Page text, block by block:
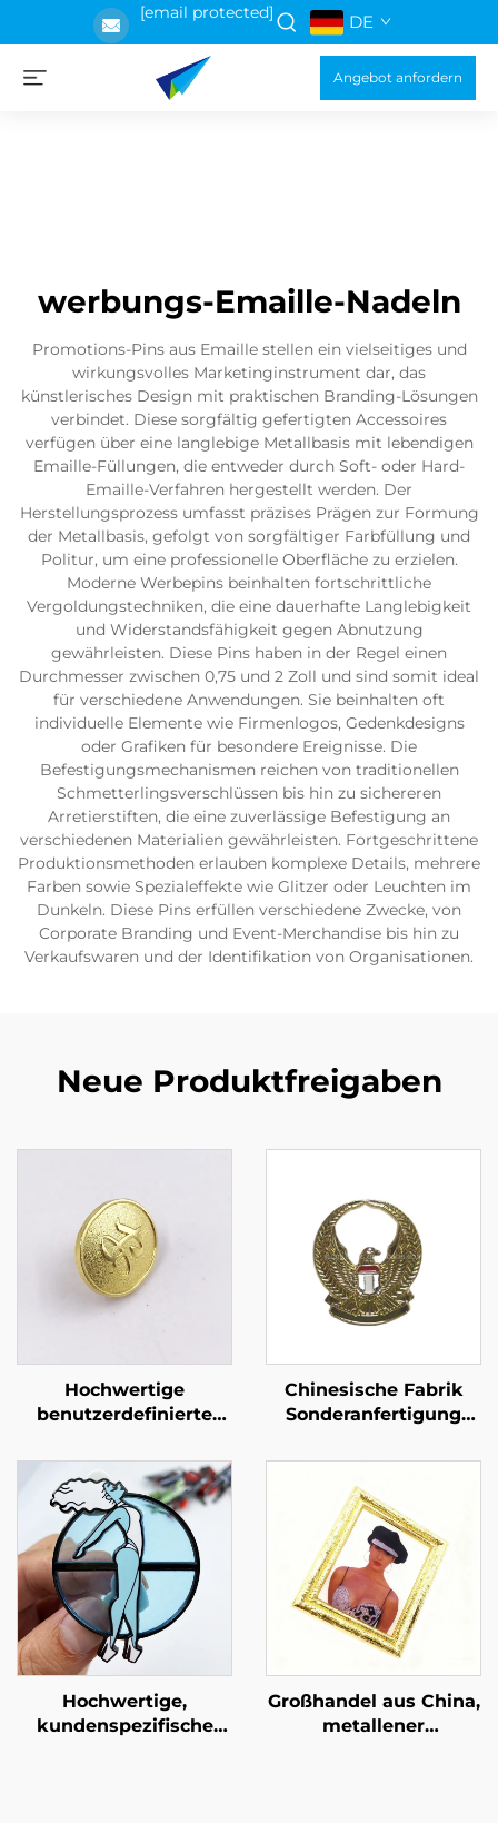
[email protected] DE
Angebot anfordern
werbungs-Emaille-Nadeln
Promotions-Pins aus Emaille stellen ein vielseitiges und
wirkungsvolles Marketinginstrument dar, das
künstlerisches Design mit praktischen Branding-Lösungen
verbindet. Diese sorgfältig gefertigten Accessoires
verfügen über eine langlebige Metallbasis mit lebendigen
Emaille-Füllungen, die entweder durch Soft- oder Hard-
Emaille-Verfahren hergestellt werden. Der
Herstellungsprozess umfasst präzises Prägen zur Formung
der Metallbasis, gefolgt von sorgfältiger Farbfüllung und
Politur, um eine professionelle Oberfläche zu erzielen.
Moderne Werbepins beinhalten fortschrittliche
Vergoldungstechniken, die eine dauerhafte Langlebigkeit
und Widerstandsfähigkeit gegen Abnutzung
gewährleisten. Diese Pins haben in der Regel einen
Durchmesser zwischen 0,75 und 2 Zoll und sind somit ideal
für verschiedene Anwendungen. Sie beinhalten oft
individuelle Elemente wie Firmenlogos, Gedenkdesigns
oder Grafiken für besondere Ereignisse. Die
Befestigungsmechanismen reichen von traditionellen
Schmetterlingsverschlüssen bis hin zu sichereren
Arretierstiften, die eine zuverlässige Befestigung an
verschiedenen Materialien gewährleisten. Fortgeschrittene
Produktionsmethoden erlauben komplexe Details, mehrere
Farben sowie Spezialeffekte wie Glitzer oder Leuchten im
Dunkeln. Diese Pins erfüllen verschiedene Zwecke, von
Corporate Branding und Event-Merchandise bis hin zu
Verkaufswaren und der Identifikation von Organisationen.
Neue Produktfreigaben
Hochwertige
benutzerdefinierte
luxuriöse Spange
Rückseite goldene
Abzeichen geprägter
Text gewölbte
Emailnadeln
Chinesische Fabrik
Sonderanfertigung
Adler Reversnadel
Weichemailnadel
Hochwertige,
kundenspezifische
Großhandel aus China,
metallener